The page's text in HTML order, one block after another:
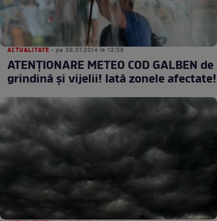
ACTUALITATE • pe 29.07.2014 la 12:58
ATENŢIONARE METEO COD GALBEN de
grindină şi vijelii! Iată zonele afectate!